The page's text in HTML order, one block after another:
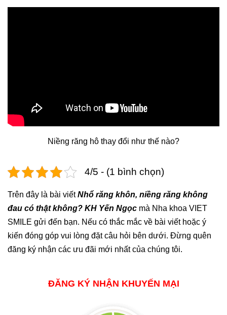
Niềng răng hô thay đổi như thế nào?
4/5 - (1 bình chọn)
Trên đây là bài viếtNhổ răng khôn, niềng răng không
đau có thật không? KH Yến Ngọc mà Nha khoa VIET
SMILE gửi đến bạn. Nếu có thắc mắc về bài viết hoặc ý
kiến đóng góp vui lòng đặt câu hỏi bên dưới. Đừng quên
đăng ký nhận các ưu đãi mới nhất của chúng tôi.
ĐĂNG KÝ NHẬN KHUYẾN MẠI